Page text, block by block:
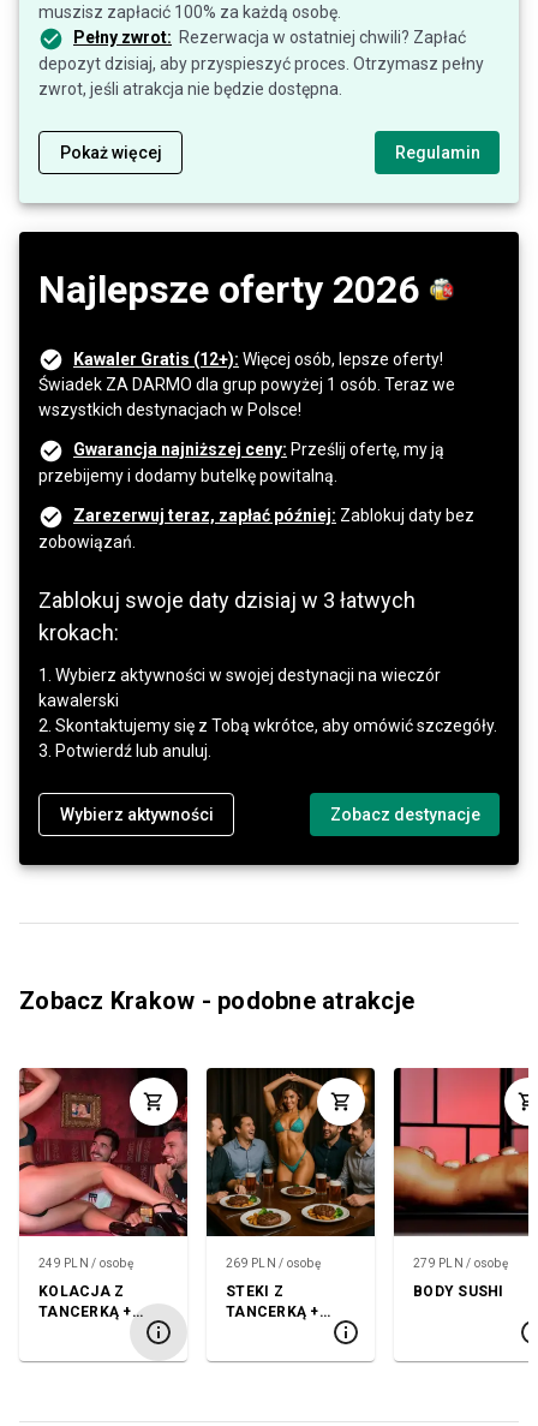
muszisz zapłacić 100% za każdą osobę.
Pełny zwrot: Rezerwacja w ostatniej chwili? Zapłać
depozyt dzisiaj, aby przyspieszyć proces. Otrzymasz pełny
zwrot, jeśli atrakcja nie będzie dostępna.
Pokaż więcej Regulamin
Najlepsze oferty 2026
Kawaler Gratis (12+): Więcej osób, lepsze oferty!
Świadek ZA DARMO dla grup powyżej 1 osób. Teraz we
wszystkich destynacjach w Polsce!
Gwarancja najniższej ceny: Prześlij ofertę, my ją
przebijemy i dodamy butelkę powitalną.
Zarezerwuj teraz, zapłać później: Zablokuj daty bez
zobowiązań.
Zablokuj swoje daty dzisiaj w 3 łatwych
krokach:
1. Wybierz aktywności w swojej destynacji na wieczór
kawalerski
2. Skontaktujemy się z Tobą wkrótce, aby omówić szczegóły.
3. Potwierdź lub anuluj.
Wybierz aktywności Zobacz destynacje
Zobacz Krakow - podobne atrakcje
249 PLN / osobę
KOLACJA Z
TANCERKĄ +
269 PLN / osobę
STEKI Z
TANCERKĄ +
279 PLN / osobę
BODY SUSHI